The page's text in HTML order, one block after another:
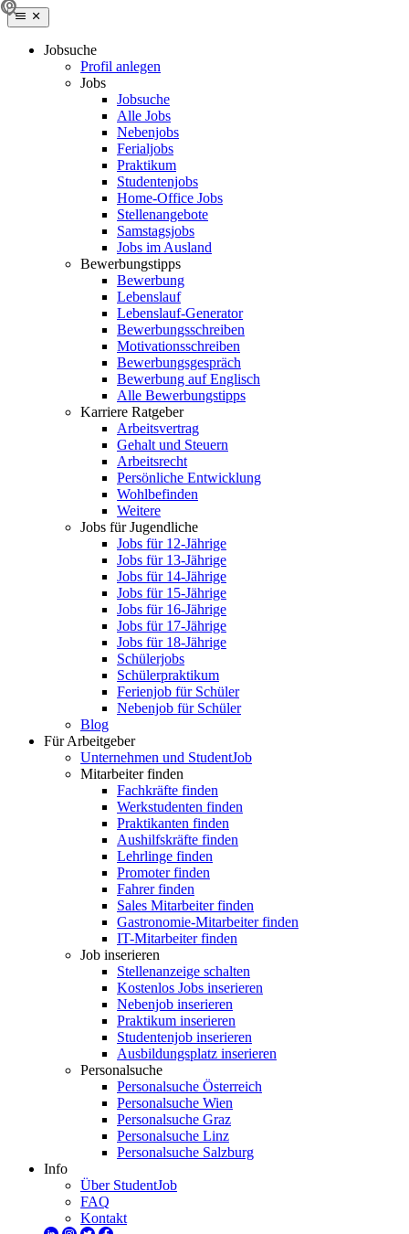
Jobsuche
Profil anlegen
Jobs
Jobsuche
Alle Jobs
Nebenjobs
Ferialjobs
Praktikum
Studentenjobs
Home-Office Jobs
Stellenangebote
Samstagsjobs
Jobs im Ausland
Bewerbungstipps
Bewerbung
Lebenslauf
Lebenslauf-Generator
Bewerbungsschreiben
Motivationsschreiben
Bewerbungsgespräch
Bewerbung auf Englisch
Alle Bewerbungstipps
Karriere Ratgeber
Arbeitsvertrag
Gehalt und Steuern
Arbeitsrecht
Persönliche Entwicklung
Wohlbefinden
Weitere
Jobs für Jugendliche
Jobs für 12-Jährige
Jobs für 13-Jährige
Jobs für 14-Jährige
Jobs für 15-Jährige
Jobs für 16-Jährige
Jobs für 17-Jährige
Jobs für 18-Jährige
Schülerjobs
Schülerpraktikum
Ferienjob für Schüler
Nebenjob für Schüler
Blog
Für Arbeitgeber
Unternehmen und StudentJob
Mitarbeiter finden
Fachkräfte finden
Werkstudenten finden
Praktikanten finden
Aushilfskräfte finden
Lehrlinge finden
Promoter finden
Fahrer finden
Sales Mitarbeiter finden
Gastronomie-Mitarbeiter finden
IT-Mitarbeiter finden
Job inserieren
Stellenanzeige schalten
Kostenlos Jobs inserieren
Nebenjob inserieren
Praktikum inserieren
Studentenjob inserieren
Ausbildungsplatz inserieren
Personalsuche
Personalsuche Österreich
Personalsuche Wien
Personalsuche Graz
Personalsuche Linz
Personalsuche Salzburg
Info
Über StudentJob
FAQ
Kontakt